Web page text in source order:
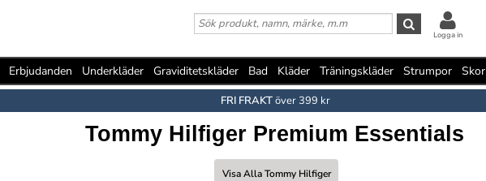
Logga in
Erbjudanden Underkläder Graviditetskläder Bad Kläder Träningskläder Strumpor Skor
FRI FRAKTöver 399 kr
Tommy Hilfiger Premium Essentials
Visa Alla Tommy Hilfiger